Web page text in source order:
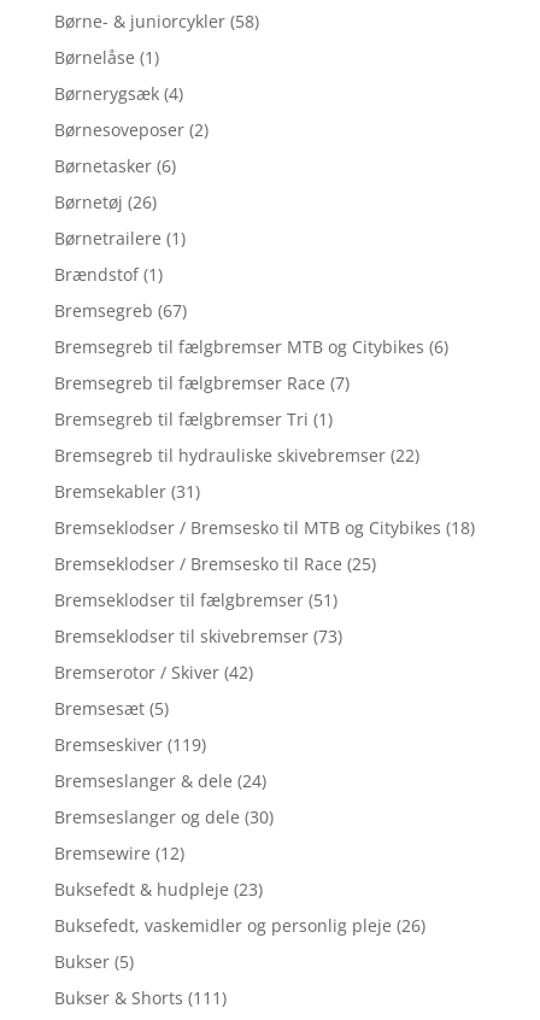
Børne- & juniorcykler (58)
Børnelåse (1)
Børnerygsæk (4)
Børnesoveposer (2)
Børnetasker (6)
Børnetøj (26)
Børnetrailere (1)
Brændstof (1)
Bremsegreb (67)
Bremsegreb til fælgbremser MTB og Citybikes (6)
Bremsegreb til fælgbremser Race (7)
Bremsegreb til fælgbremser Tri (1)
Bremsegreb til hydrauliske skivebremser (22)
Bremsekabler (31)
Bremseklodser / Bremsesko til MTB og Citybikes (18)
Bremseklodser / Bremsesko til Race (25)
Bremseklodser til fælgbremser (51)
Bremseklodser til skivebremser (73)
Bremserotor / Skiver (42)
Bremsesæt (5)
Bremseskiver (119)
Bremseslanger & dele (24)
Bremseslanger og dele (30)
Bremsewire (12)
Buksefedt & hudpleje (23)
Buksefedt, vaskemidler og personlig pleje (26)
Bukser (5)
Bukser & Shorts (111)